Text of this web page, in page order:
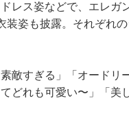
レス姿などで、エレガ
姿も披露。それぞれの
敵すぎる」「オードリ
どれも可愛い〜」「美